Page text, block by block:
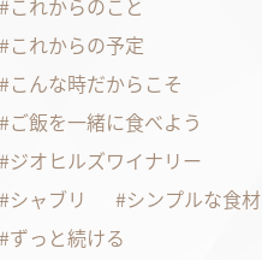
これからのこと
これからの予定
こんな時だからこそ
ご飯を一緒に食べよう
ジオヒルズワイナリー
シャブリ
シンプルな食材
ずっと続ける